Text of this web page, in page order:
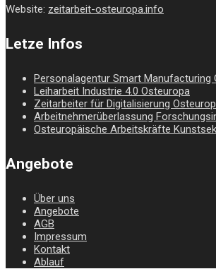
Website: zeitarbeit-osteuropa.info
Letze Infos
Personalagentur Smart Manufacturing
Leiharbeit Industrie 4.0 Osteuropa
Zeitarbeiter für Digitalisierung
Arbeitnehmerüberlassung
Osteuropäische Arbeitskräfte
Angebote
Über uns
Angebote
AGB
Impressum
Kontakt
Ablauf